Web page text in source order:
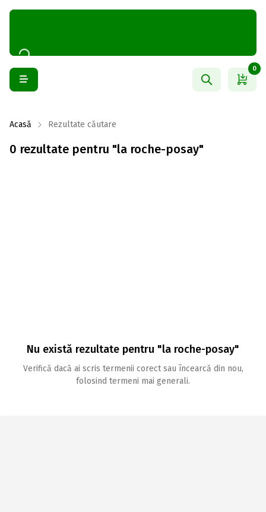
0
Acasă Rezultate căutare
0 rezultate pentru "la roche-posay"
Nu există rezultate pentru "la roche-posay"
Verifică dacă ai scris termenii corect sau încearcă din nou,
folosind termeni mai generali.